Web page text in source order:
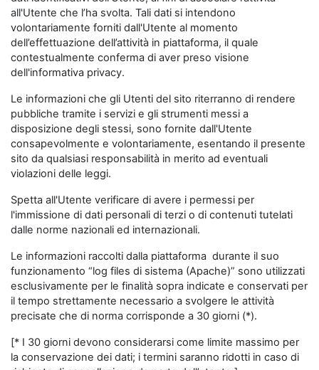
all'Utente che l’ha svolta. Tali dati si intendono
volontariamente forniti dall'Utente al momento
dell’effettuazione dell’attività in piattaforma, il quale
contestualmente conferma di aver preso visione
dell'informativa privacy.
Le informazioni che gli Utenti del sito riterranno di rendere
pubbliche tramite i servizi e gli strumenti messi a
disposizione degli stessi, sono fornite dall'Utente
consapevolmente e volontariamente, esentando il presente
sito da qualsiasi responsabilità in merito ad eventuali
violazioni delle leggi.
Spetta all'Utente verificare di avere i permessi per
l'immissione di dati personali di terzi o di contenuti tutelati
dalle norme nazionali ed internazionali.
Le informazioni raccolti dalla piattaforma durante il suo
funzionamento “log files di sistema (Apache)” sono utilizzati
esclusivamente per le finalità sopra indicate e conservati per
il tempo strettamente necessario a svolgere le attività
precisate che di norma corrisponde a 30 giorni (*).
[* I 30 giorni devono considerarsi come limite massimo per
la conservazione dei dati; i termini saranno ridotti in caso di